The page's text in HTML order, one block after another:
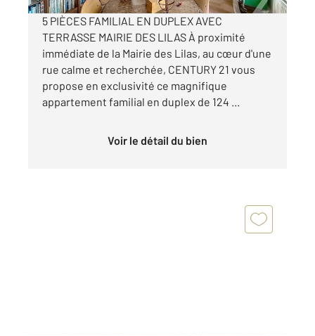
5 PIÈCES FAMILIAL EN DUPLEX AVEC
TERRASSE MAIRIE DES LILAS À proximité
immédiate de la Mairie des Lilas, au cœur d'une
rue calme et recherchée, CENTURY 21 vous
propose en exclusivité ce magnifique
appartement familial en duplex de 124 ...
Voir le détail du bien